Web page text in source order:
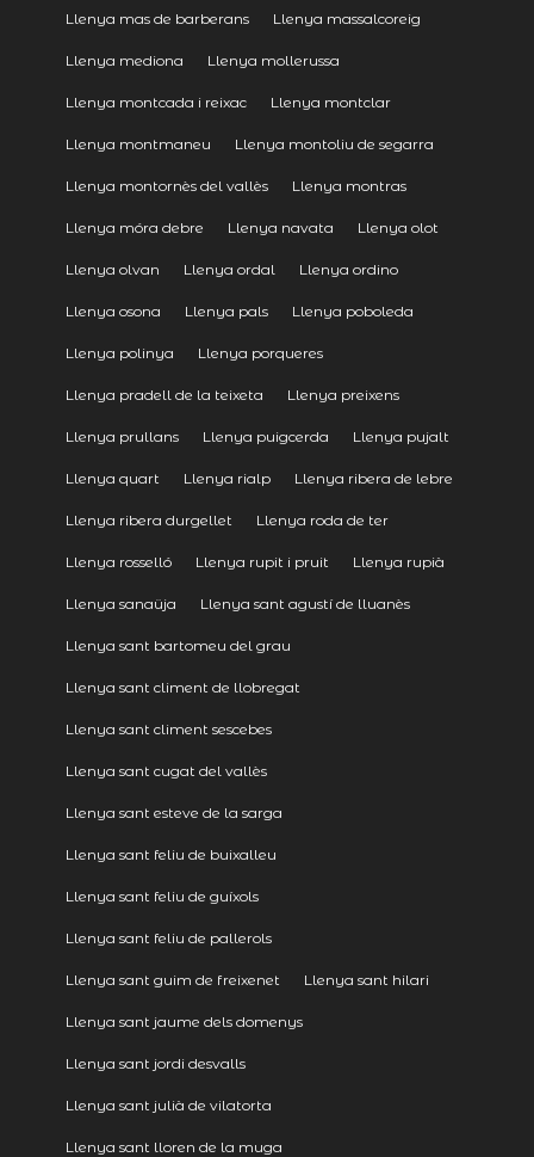
Llenya mas de barberans Llenya massalcoreig
Llenya mediona Llenya mollerussa
Llenya montcada i reixac Llenya montclar
Llenya montmaneu Llenya montoliu de segarra
Llenya montornès del vallès Llenya montras
Llenya móra debre Llenya navata Llenya olot
Llenya olvan Llenya ordal Llenya ordino
Llenya osona Llenya pals Llenya poboleda
Llenya polinya Llenya porqueres
Llenya pradell de la teixeta Llenya preixens
Llenya prullans Llenya puigcerda Llenya pujalt
Llenya quart Llenya rialp Llenya ribera de lebre
Llenya ribera durgellet Llenya roda de ter
Llenya rosselló Llenya rupit i pruit Llenya rupià
Llenya sanaüja Llenya sant agustí de lluanès
Llenya sant bartomeu del grau
Llenya sant climent de llobregat
Llenya sant climent sescebes
Llenya sant cugat del vallès
Llenya sant esteve de la sarga
Llenya sant feliu de buixalleu
Llenya sant feliu de guíxols
Llenya sant feliu de pallerols
Llenya sant guim de freixenet Llenya sant hilari
Llenya sant jaume dels domenys
Llenya sant jordi desvalls
Llenya sant julià de vilatorta
Llenya sant lloren de la muga